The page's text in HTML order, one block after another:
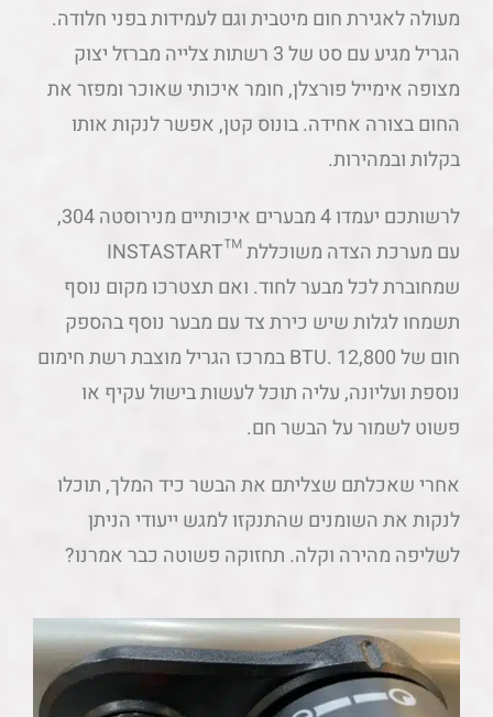
מעולה לאגירת חום מיטבית וגם לעמידות בפני חלודה.
הגריל מגיע עם סט של 3 רשתות צלייה מברזל יצוק
מצופה אימייל פורצלן, חומר איכותי שאוכר ומפזר את
החום בצורה אחידה. בונוס קטן, אפשר לנקות אותו
בקלות ובמהירות.
לרשותכם יעמדו 4 מבערים איכותיים מנירוסטה 304,
עם מערכת הצדה משוכללת ™INSTASTART
שמחוברת לכל מבער לחוד. ואם תצטרכו מקום נוסף
תשמחו לגלות שיש כירת צד עם מבער נוסף בהספק
חום של 12,800 .BTU במרכז הגריל מוצבת רשת חימום
נוספת ועליונה, עליה תוכל לעשות בישול עקיף או
פשוט לשמור על הבשר חם.
אחרי שאכלתם שצליתם את הבשר כיד המלך, תוכלו
לנקות את השומנים שהתנקזו למגש ייעודי הניתן
לשליפה מהירה וקלה. תחזוקה פשוטה כבר אמרנו?